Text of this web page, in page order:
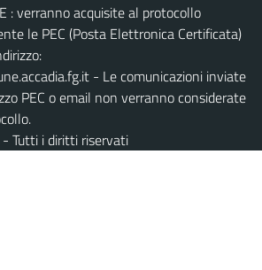
: verranno acquisite al protocollo
le PEC (Posta Elettronica Certificata)
- Le comunicazioni inviate
PEC o email non verranno considerate
Tutti i diritti riservati